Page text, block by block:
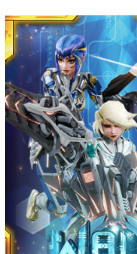
เกม MMORPG ธีมโรงเรียนสุดคลาสสิก
มือถือแล้ว! เลือกโรงเรียน สร้างตัวละคร
หนึ่งใน ‘School War’ ไปพร้อมกับอง
ชัยชนะ!
Website